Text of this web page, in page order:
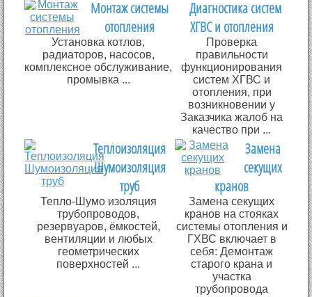
Монтаж системы
отопления
Установка котлов,
радиаторов, насосов,
комплексное обслуживание,
промывка ...
Диагностика систем
ХГВС и отопления
Проверка
правильности
функционирования
систем ХГВС и
отопления, при
возникновении у
Заказчика жалоб на
качество при ...
Теплоизоляция
Шумоизоляция
труб
Тепло-Шумо изоляция
трубопроводов,
резервуаров, ёмкостей,
вентиляции и любых
геометрических
поверхностей ...
Замена
секущих
кранов
Замена секущих
кранов на стояках
системы отопления и
ГХВС включает в
себя: Демонтаж
старого крана и
участка
трубопровода